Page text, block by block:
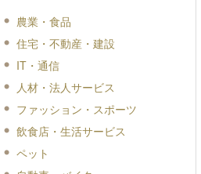
農業・食品
住宅・不動産・建設
IT・通信
人材・法人サービス
ファッション・スポーツ
飲食店・生活サービス
ペット